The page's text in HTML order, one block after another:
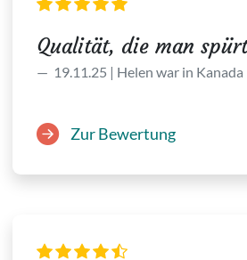
Qualität, die man
19.11.25 | Helen war in Kanada
Zur Bewertung